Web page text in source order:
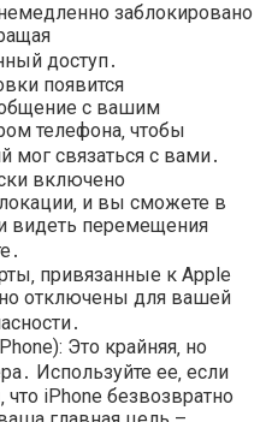
заблокировано
доступ․
появится
с вашим
телефона‚ чтобы
связаться с вами․
включено
и вы сможете в
видеть перемещения
привязанные к Apple
отключены для вашей
Это крайняя‚ но
Используйте ее‚ если
iPhone безвозвратно